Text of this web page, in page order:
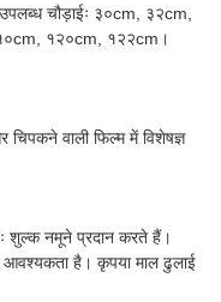
चौड़ाईः ३०cm, ३२cm,
१२०cm, १२२cm।
चिपकने वाली फिल्म में विशेषज्ञ
शुल्क नमूने प्रदान करते हैं।
आवश्यकता है। कृपया माल ढुलाई